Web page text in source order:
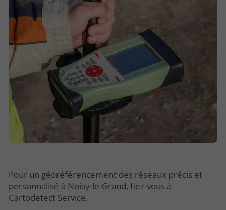
Pour un géoréférencement des réseaux précis et
personnalisé à Noisy-le-Grand, fiez-vous à
Cartodetect Service.